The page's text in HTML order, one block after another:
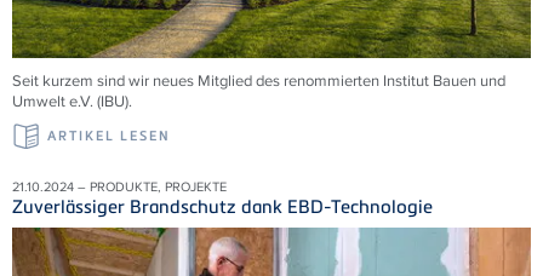
Seit kurzem sind wir neues Mitglied des renommierten Institut Bauen und
Umwelt e.V. (IBU).
ARTIKEL LESEN
21.10.2024 – PRODUKTE, PROJEKTE
Zuverlässiger Brandschutz dank EBD-Technologie